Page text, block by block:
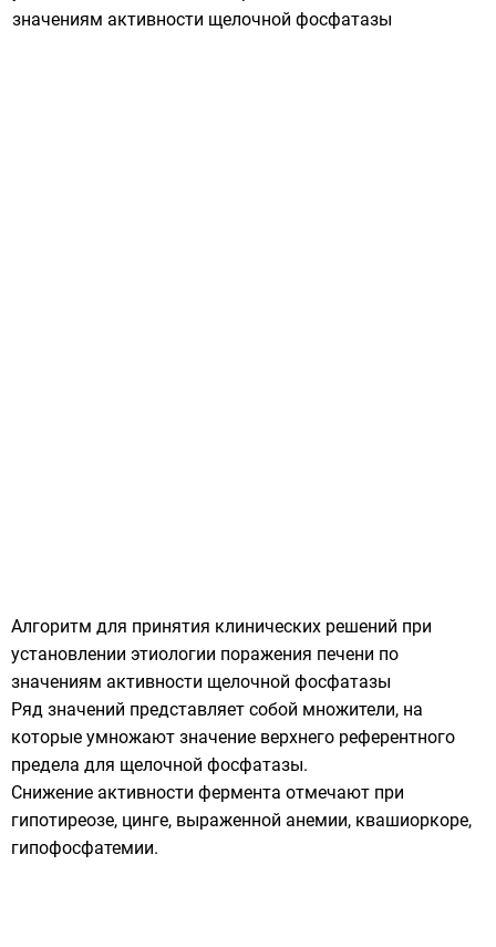
Алгоритм для принятия клинических решений при
установлении этиологии поражения печени по
значениям активности щелочной фосфатазы
Ряд значений представляет собой множители, на
которые умножают значение верхнего референтного
предела для щелочной фосфатазы.
Снижение активности фермента отмечают при
гипотиреозе, цинге, выраженной анемии, квашиоркоре,
гипофосфатемии.